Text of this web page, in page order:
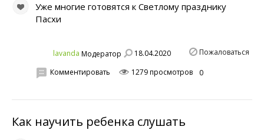
Уже многие готовятся к Светлому празднику
Пасхи
lavanda Модератор 18.04.2020 Пожаловаться
Комментировать 1279 просмотров 0
Как научить ребенка слушать